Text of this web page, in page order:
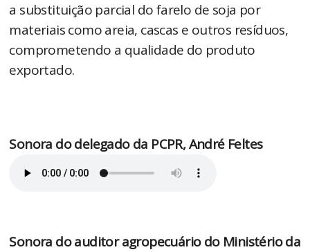
a substituição parcial do farelo de soja por
materiais como areia, cascas e outros resíduos,
comprometendo a qualidade do produto
exportado.
Sonora do delegado da PCPR, André Feltes
Sonora do auditor agropecuário do Ministério da